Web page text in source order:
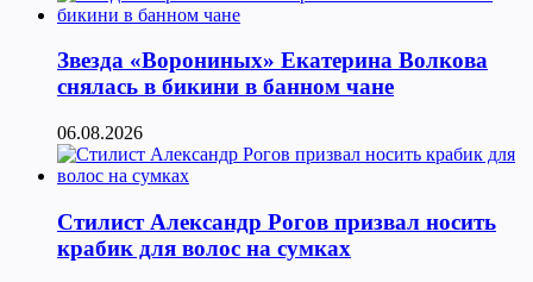
Звезда «Ворониных» Екатерина Волкова
снялась в бикини в банном чане
06.08.2026
Стилист Александр Рогов призвал носить
крабик для волос на сумках